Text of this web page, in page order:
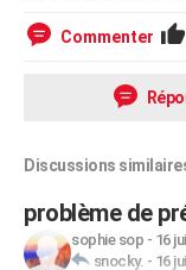
Commenter
Discussions
problème de
sophie sop - 16
snocky. - 16